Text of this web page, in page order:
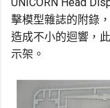
擊模型雜誌的附錄
造成不小的迴響，
示架。